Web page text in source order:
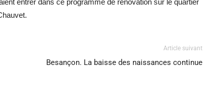
entrer dans ce programme de rénovation sur le quartier
Article suivant
Besançon. La baisse des naissances continue